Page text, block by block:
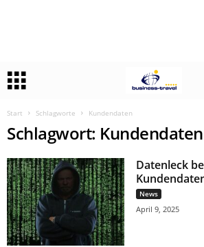
Start Schlagworte Kundendaten
Schlagwort: Kundendaten
Datenleck
News
April 9, 2025